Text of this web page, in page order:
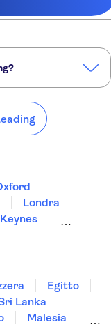
Londra
Egitto
Lanka
Malesia